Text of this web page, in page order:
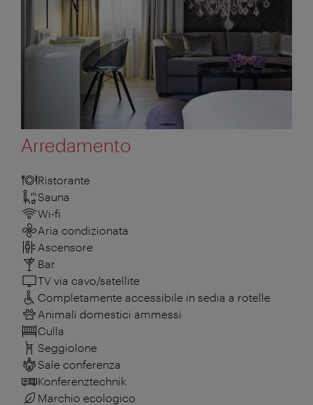
Arredamento
Ristorante
Sauna
Wi-fi
Aria condizionata
Ascensore
Bar
TV via cavo/satellite
Completamente accessibile in sedia a rotelle
Animali domestici ammessi
Culla
Seggiolone
Sale conferenza
Konferenztechnik
Marchio ecologico